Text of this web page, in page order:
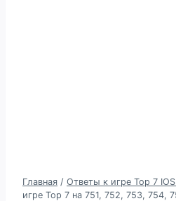
Главная / Ответы к игре Top 7
игре Top 7 на 751, 752, 753, 754,